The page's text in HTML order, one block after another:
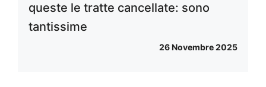
queste le tratte cancellate: sono
tantissime
26 Novembre 2025